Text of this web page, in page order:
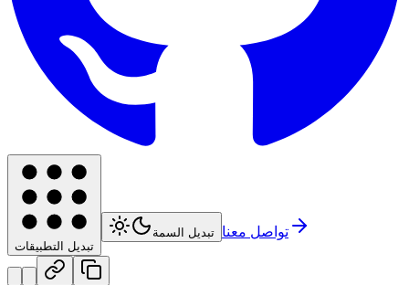
تبديل التطبيقات
تبديل السمة تواصل معنا